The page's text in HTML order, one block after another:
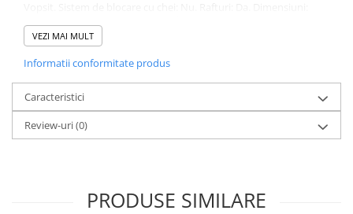
Adâncime: 60 cm. Lățime: 20 cm. Înălțime: 70 cm. Greutate: 12 kg.
Capacitatea maximă a sertarului: 2 kg. Capacitatea maximă: 20 kg.
suplimentar pentru fiecare accesoriu mic, Materiale de cea mai
bună calitate, Spațiu de depozitare suplimentar, Compact, Ușor
de mutat. Asamblare: Necesită asamblare completă.20-40 min.
Sfaturi de întreținere: Fibră cu densitate medie (MDF): 1.Curățați
delicat cu un detergent blând și o cârpă moale, apoi ștergeți
suprafața până la uscare completă.
VEZI MAI MULT
Informatii conformitate produs
Caracteristici
Review-uri(0)
PRODUSE SIMILARE